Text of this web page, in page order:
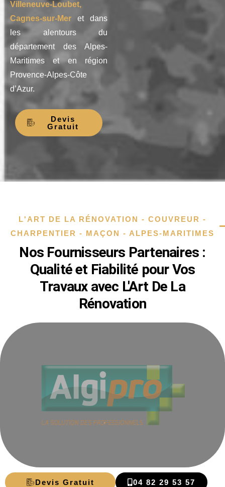
Villeneuve-Loubet,
Cagnes-sur-Mer et dans
les alentours du
département des Alpes-
Maritimes et en région
Provence-Alpes-Côte
d’Azur.
Devis
Gratuit
L'ART DE LA RÉNOVATION - COUVREUR -
CHARPENTIER - MAÇON - ALPES-MARITIMES
Nos Fournisseurs Partenaires :
Qualité et Fiabilité pour Vos
Travaux avec L'Art De La
Rénovation
Devis Gratuit 04 82 29 53 57